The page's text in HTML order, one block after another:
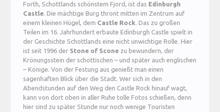
Forth, Schottlands schönstem Fjord, ist das Edinburgh
Castle. Die mächtige Burg thront mitten im Zentrum auf
einem kleinen Hügel, dem Castle Rock. Das zu großen
Teilen im 16. Jahrhundert erbaute Edinburgh Castle spielt in
der Geschichte Schottlands eine nicht unwichtige Rolle. Hier
ist seit 1996 der Stone of Scone zu bewundern, der
Krönungsstein der schottischen – und später auch englischen
– Könige. Von der Festung aus genießt man einen
sagenhaften Blick über die Stadt. Wer sich in den
Abendstunden auf den Weg den Castle Rock hinauf wagt,
kann von dort oben in aller Ruhe tolle Fotos schießen, denn
hier sind zu später Stunde nur noch wenige Touristen